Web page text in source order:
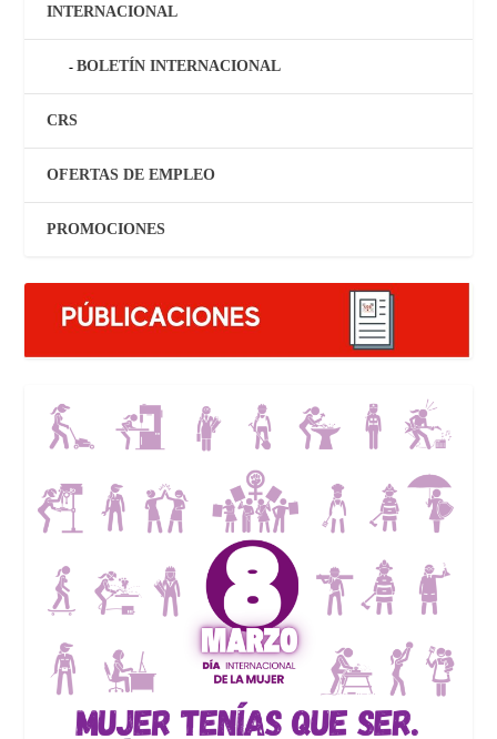
INTERNACIONAL
BOLETÍN INTERNACIONAL
CRS
OFERTAS DE EMPLEO
PROMOCIONES